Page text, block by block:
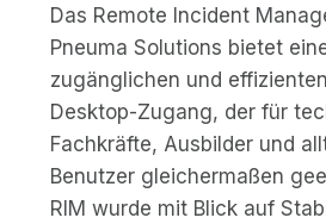
Das Remote Incident
Pneuma Solutions bietet
zugänglichen und
Desktop-Zugang, der für
Fachkräfte, Ausbilder und
Benutzer gleichermaßen
RIM wurde mit Blick auf